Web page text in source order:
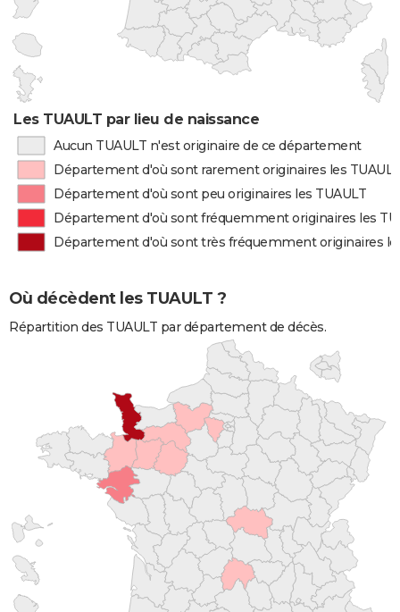
Les TUAULT par lieu de naissance
Aucun TUAULT n'est originaire de ce département
Département d'où sont rarement originaires les TUAULT
Département d'où sont peu originaires les TUAULT
Département d'où sont fréquemment originaires les
Département d'où sont très fréquemment originaires
Où décèdent les TUAULT ?
Répartition des TUAULT par département de décès.